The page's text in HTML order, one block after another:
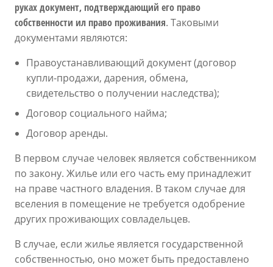
руках документ, подтверждающий его право
собственности ил право проживания. Таковыми
документами являются:
Правоустанавливающий документ (договор
купли-продажи, дарения, обмена,
свидетельство о получении наследства);
Договор социального найма;
Договор аренды.
В первом случае человек является собственником
по закону. Жилье или его часть ему принадлежит
на праве частного владения. В таком случае для
вселения в помещение не требуется одобрение
других проживающих совладельцев.
В случае, если жилье является государственной
собственностью, оно может быть предоставлено